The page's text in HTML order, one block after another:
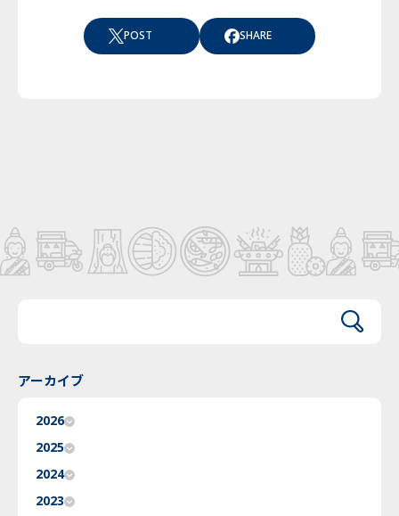
POST SHARE
アーカイブ
2026
2025
2024
2023